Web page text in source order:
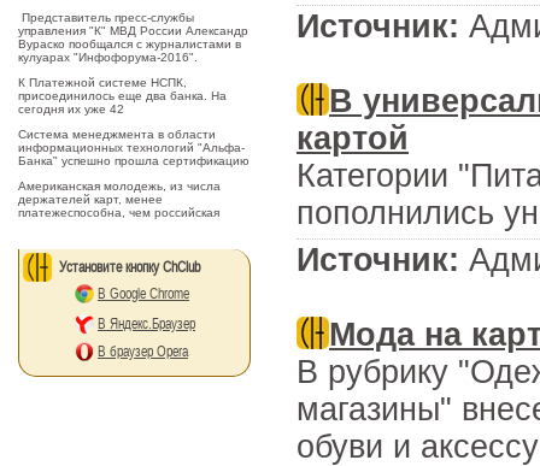
Представитель пресс-службы
управления "К" МВД России Александр
Вураско пообщался с журналистами в
кулуарах "Инфофорума-2016".
К Платежной системе НСПК,
присоединилось еще два банка. На
сегодня их уже 42
Система менеджмента в области
информационных технологий "Альфа-
Банка" успешно прошла сертификацию
Американская молодежь, из числа
держателей карт, менее
платежеспособна, чем российская
Установите кнопку ChClub
В Google Chrome
В Яндекс.Браузер
В браузер Opera
Источник:
В
картой
Категории
пополнились
Источник:
Мода на
В рубрику
магазины"
обуви и